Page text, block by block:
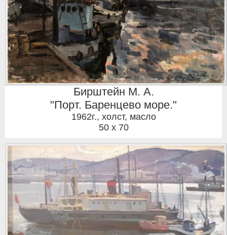
Бирштейн М. А.
"Порт. Баренцево море."
1962г., холст, масло
50 x 70